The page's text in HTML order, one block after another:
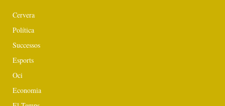
Cervera
Política
Successos
Esports
Oci
Economia